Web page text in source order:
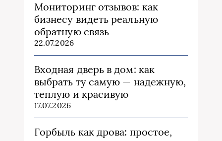
Мониторинг отзывов: как
бизнесу видеть реальную
обратную связь
22.07.2026
Входная дверь в дом: как
выбрать ту самую — надежную,
теплую и красивую
17.07.2026
Горбыль как дрова: простое,